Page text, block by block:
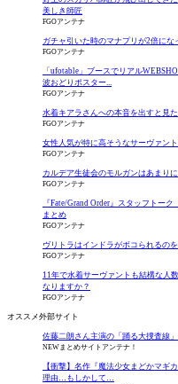
美しき師匠
FGOアンテナ
ガチャ引いた時のマナプリが2倍にな
FGOアンテナ
「ufotable」ブースでリアル
波おどりポスター...
FGOアンテナ
水着キアラさんへの本音を出すと見
FGOアンテナ
女性人気が特に高そうなサーヴァン
FGOアンテナ
カルデア生徒会のモルガンはあまり
FGOアンテナ
『Fate/Grand Order』スタッフトー
まとめ
FGOアンテナ
ヴリトラはインドラがボコられるの
FGOアンテナ
11年で水着サーヴァントも結構な人
なりますか？
FGOアンテナ
オススメ外部サイト
佐藤二朗さん主演の「踊る大捜査線
NEWまとめサイトアンテナ！
【衝撃】名作『魔法少女まどかマギ
理由…もしかして…